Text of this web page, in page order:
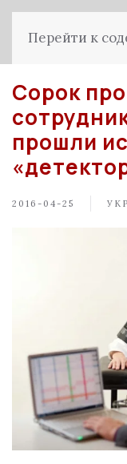
Перейти к
Сорок
прошли
2016-04-25